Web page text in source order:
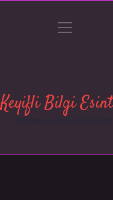
Gizlilik Politikası
menüyü
Keyifli Bilgi